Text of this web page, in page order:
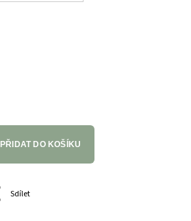
PŘIDAT DO KOŠÍKU
Sdílet